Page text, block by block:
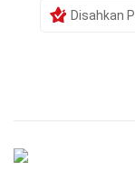
Disahkan